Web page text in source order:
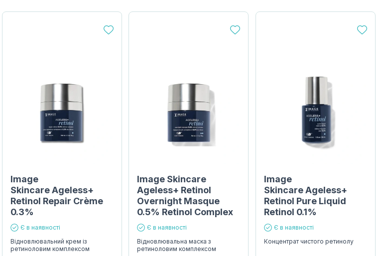
Image
Skincare Ageless+
Retinol Repair Crème
0.3%
Є в наявності
Відновлювальний крем із
ретиноловим комплексом
Image Skincare
Ageless+ Retinol
Overnight Masque
0.5% Retinol Complex
Є в наявності
Відновлювальна маска з
ретиноловим комплексом
Image
Skincare Ageless+
Retinol Pure Liquid
Retinol 0.1%
Є в наявності
Концентрат чистого ретинолу